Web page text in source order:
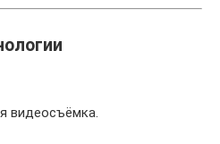
видеосъёмка.